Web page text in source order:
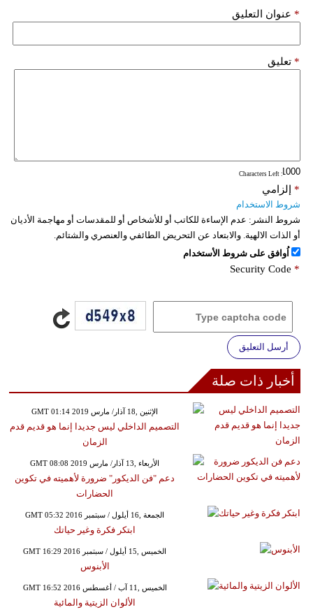
عنوان التعليق *
تعليق *
: Characters Left
إلزامي *
شروط الاستخدام
شروط النشر: عدم الإساءة للكاتب أو للأشخاص أو للمقدسات أو مهاجمة الأديان
أو الذات الالهية. والابتعاد عن التحريض الطائفي والعنصري والشتائم.
اُوافق على شروط الأستخدام
Security Code *
أرسل التعليق
أخبار ذات صلة
GMT 01:14 2019 الإثنين ,18 آذار/ مارس
التصميم الداخلي ليس جديدا إنما هو قديم قدم
الزمان
GMT 08:08 2019 الأربعاء ,13 آذار/ مارس
دعم "فن الديكور" ضرورة لأهميته في تكوين
الحضارات
GMT 05:32 2016 الجمعة ,16 أيلول / سبتمبر
ابتكر فكرة وغير حياتك
GMT 16:29 2016 الخميس ,15 أيلول / سبتمبر
الأبنوس
GMT 16:52 2016 الخميس ,11 آب / أغسطس
الألوان الزيتية والمائية